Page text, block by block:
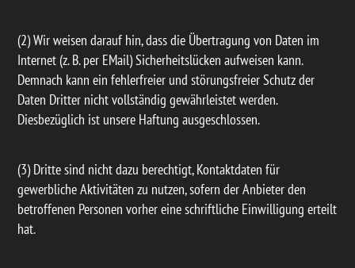
(2) Wir weisen darauf hin, dass die Übertragung von Daten im
Internet (z. B. per EMail) Sicherheitslücken aufweisen kann.
Demnach kann ein fehlerfreier und störungsfreier Schutz der
Daten Dritter nicht vollständig gewährleistet werden.
Diesbezüglich ist unsere Haftung ausgeschlossen.
(3) Dritte sind nicht dazu berechtigt, Kontaktdaten für
gewerbliche Aktivitäten zu nutzen, sofern der Anbieter den
betroffenen Personen vorher eine schriftliche Einwilligung erteilt
hat.